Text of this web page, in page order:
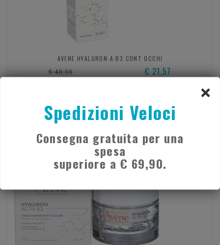
AVENE HYALURON A B3 CONT OCCHI
€ 40,50
€ 21,57
Spedizioni Veloci
Consegna gratuita per una
spesa
superiore a € 69,90.